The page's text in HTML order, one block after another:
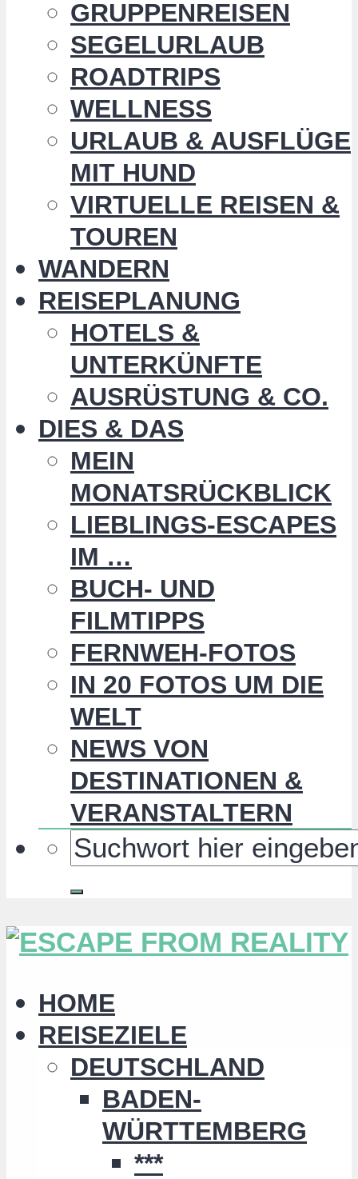
GRUPPENREISEN
SEGELURLAUB
ROADTRIPS
WELLNESS
URLAUB & AUSFLÜGE
MIT HUND
VIRTUELLE REISEN &
TOUREN
WANDERN
REISEPLANUNG
HOTELS &
UNTERKÜNFTE
AUSRÜSTUNG & CO.
DIES & DAS
MEIN
MONATSRÜCKBLICK
LIEBLINGS-ESCAPES
IM …
BUCH- UND
FILMTIPPS
FERNWEH-FOTOS
IN 20 FOTOS UM DIE
WELT
NEWS VON
DESTINATIONEN &
VERANSTALTERN
HOME
REISEZIELE
DEUTSCHLAND
BADEN-
WÜRTTEMBERG
***